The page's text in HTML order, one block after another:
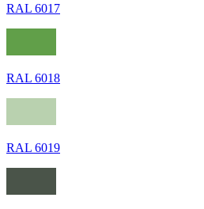
RAL 6017
RAL 6018
RAL 6019